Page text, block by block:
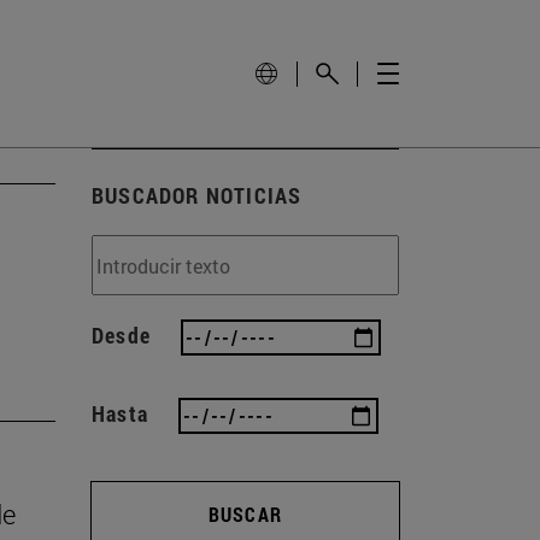
BUSCADOR NOTICIAS
Desde
Hasta
BUSCAR